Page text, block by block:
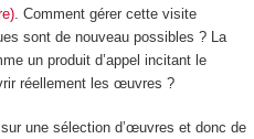
. Comment gérer cette visite
sont de nouveau possibles ? La
un produit d’appel incitant le
réellement les œuvres ?
une sélection d’œuvres et donc de